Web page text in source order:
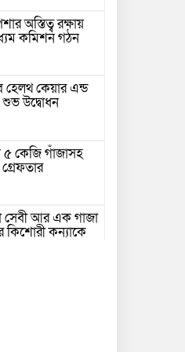
অস্তিত্ব রক্ষায়
কমিশন গঠন
হেলথ কেয়ার এন্ড
শুভ উদ্বোধন
৫ কেজি গাঁজাসহ
সেবী আর এক গাজা
কিশোরী কন্যাকে